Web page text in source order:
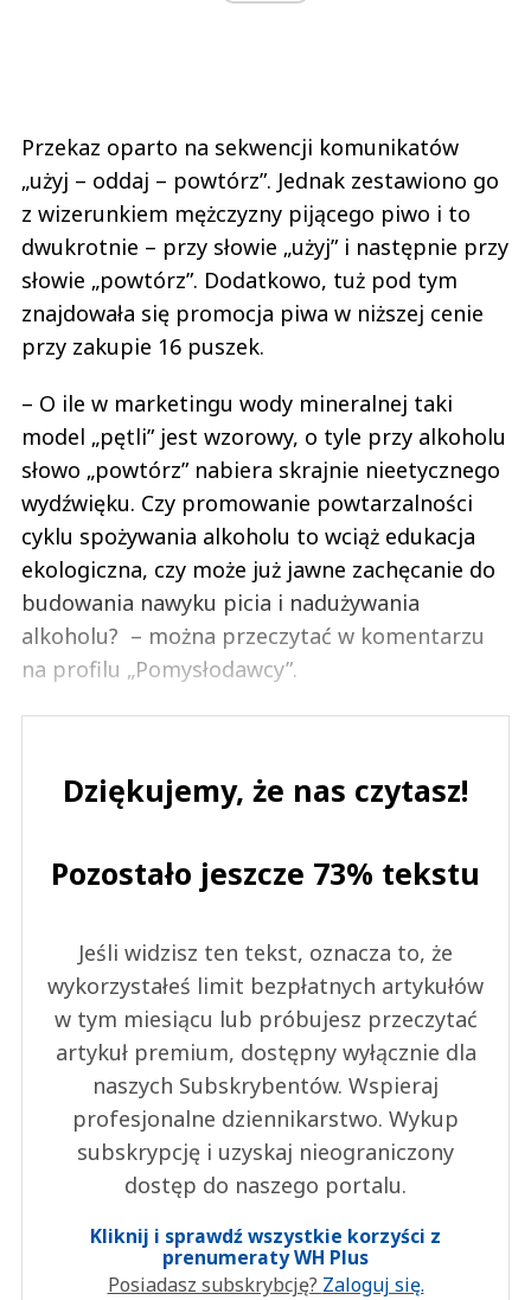
Przekaz oparto na sekwencji komunikatów
„użyj – oddaj – powtórz”. Jednak zestawiono go
z wizerunkiem mężczyzny pijącego piwo i to
dwukrotnie – przy słowie „użyj” i następnie przy
słowie „powtórz”. Dodatkowo, tuż pod tym
znajdowała się promocja piwa w niższej cenie
przy zakupie 16 puszek.
– O ile w marketingu wody mineralnej taki
model „pętli” jest wzorowy, o tyle przy alkoholu
słowo „powtórz” nabiera skrajnie nieetycznego
wydźwięku. Czy promowanie powtarzalności
cyklu spożywania alkoholu to wciąż edukacja
ekologiczna, czy może już jawne zachęcanie do
budowania nawyku picia i nadużywania
alkoholu? – można przeczytać w komentarzu
na profilu „Pomysłodawcy”.
Dziękujemy, że nas czytasz!
Pozostało jeszcze 73% tekstu
Jeśli widzisz ten tekst, oznacza to, że
wykorzystałeś limit bezpłatnych artykułów
w tym miesiącu lub próbujesz przeczytać
artykuł premium, dostępny wyłącznie dla
naszych Subskrybentów. Wspieraj
profesjonalne dziennikarstwo. Wykup
subskrypcję i uzyskaj nieograniczony
dostęp do naszego portalu.
Kliknij i sprawdź wszystkie korzyści z
prenumeraty WH Plus
Posiadasz subskrybcję? Zaloguj się.